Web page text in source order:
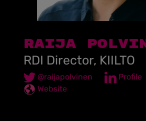
Raija
RDI Director, KIILTO
@raijapolvinen
Profile
Website